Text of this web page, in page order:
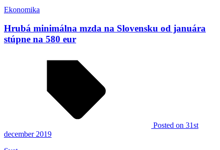
Ekonomika
Hrubá minimálna mzda na Slovensku od januára
stúpne na 580 eur
Posted on 31st
december 2019